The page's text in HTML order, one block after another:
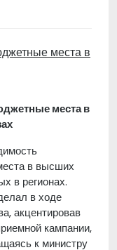
места в
места в
в высших
в регионах.
в ходе
акцентировав
кампании,
к министру